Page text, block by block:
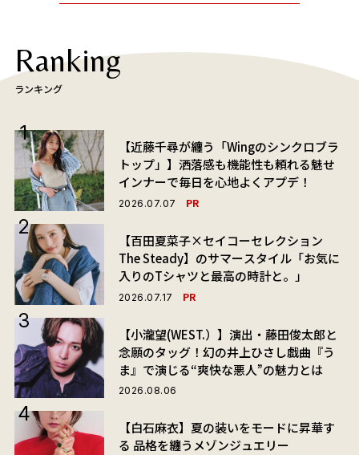
Ranking
ランキング
【近藤千尋が纏う「Wingのシンクロブラ
トップ」】洒落感も機能性も頼れる魅せ
インナーで毎日を心地よくアプデ！
2026.07.07 PR
【百田夏菜子×セイコーセレクション
The Steady】のサマースタイル「お気に
入りのTシャツと最高の時計と。」
2026.07.17 PR
【小瀧望(WEST.）】演出・藤田俊太郎と
念願のタッグ！幻の井上ひさし戯曲『う
ま』で演じる“爽快な悪人”の魅力とは
2026.08.06
【白石麻衣】夏の装いをモードに昇華す
る 品格を纏うメゾンジュエリー